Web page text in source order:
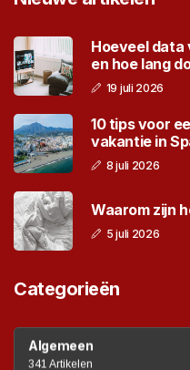
Hoeveel data
en hoe lang
19 juli 2026
10 tips voor
vakantie in
8 juli 2026
Waarom zijn
5 juli 2026
Categorieën
Algemeen
341 Artikelen